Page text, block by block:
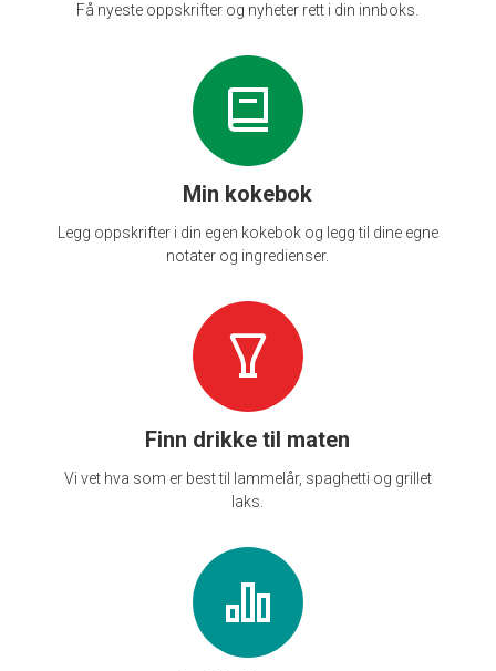
Få nyeste oppskrifter og nyheter rett i din innboks.
Min kokebok
Legg oppskrifter i din egen kokebok og legg til dine egne
notater og ingredienser.
Finn drikke til maten
Vi vet hva som er best til lammelår, spaghetti og grillet
laks.